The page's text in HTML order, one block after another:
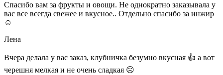
Спасибо вам за фрукты и овощи. Не однократно заказывала у
вас все всегда свежее и вкусное.. Отдельно спасибо за инжир
☺
Лена
Вчера делала у вас заказ, клубничка безумно вкусная 👍 а вот
черешня мелкая и не очень сладкая ☹